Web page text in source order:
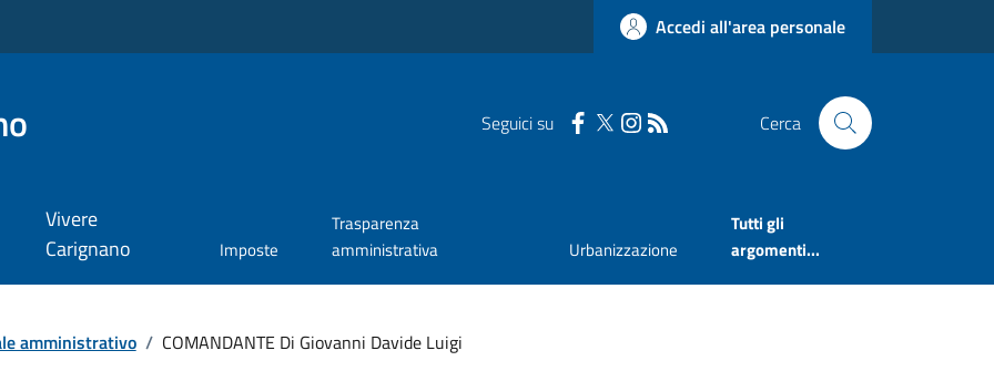
Accedi all'area personale
Seguici su Cerca
Vivere
Carignano
Imposte
Trasparenza
amministrativa
Urbanizzazione
Tutti gli
argomenti...
amministrativo / COMANDANTE Di Giovanni Davide Luigi